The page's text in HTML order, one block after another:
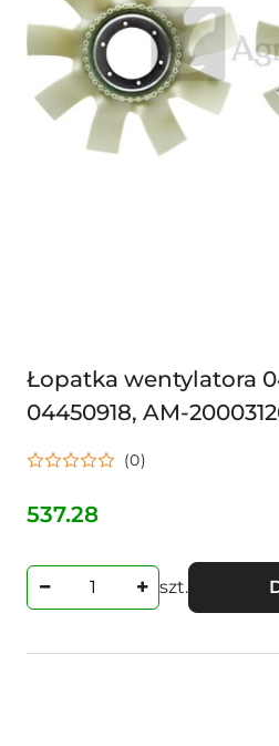
Łopatka wentylatora
04450918, AM-
(0)
Cena:
537.28
szt.